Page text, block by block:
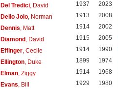
Del Tredici, David 1937 2023
Dello Joio, Norman 1913 2008
Dennis , Matt 1914 2002
Diamond, David 1915 2005
Effinger, Cecile 1914 1990
Ellington, Duke 1899 1974
Elman, Ziggy 1914 1968
Evans , Bill 1929 1980